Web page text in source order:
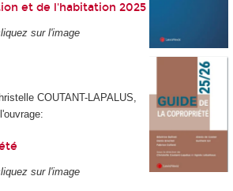
et de l'habitation 2025
sur l'image
COUTANT-LAPALUS,
sur l'image